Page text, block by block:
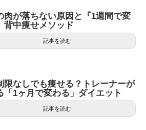
肉が落ちない原因と『1週間で変
背中痩せメソッド
記事を読む
限なしでも痩せる？トレーナーが
「1ヶ月で変わる」ダイエット
記事を読む